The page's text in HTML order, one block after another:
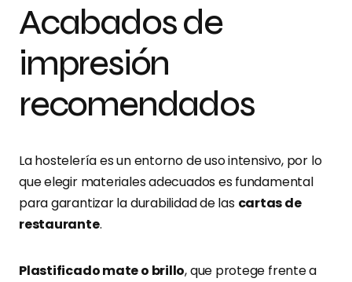
Acabados de
impresión
recomendados
La hostelería es un entorno de uso intensivo, por lo
que elegir materiales adecuados es fundamental
para garantizar la durabilidad de las cartas de
restaurante.
Plastificado mate o brillo, que protege frente a